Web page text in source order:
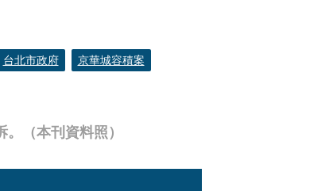
（本刊資料照）
台北市政府 京華城容積案